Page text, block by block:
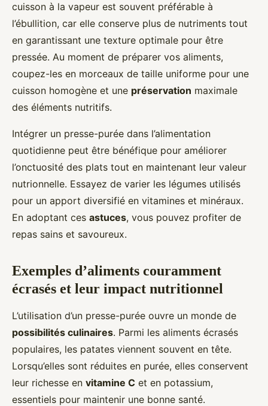
cuisson à la vapeur est souvent préférable à
l’ébullition, car elle conserve plus de nutriments tout
en garantissant une texture optimale pour être
pressée. Au moment de préparer vos aliments,
coupez-les en morceaux de taille uniforme pour une
cuisson homogène et une préservation maximale
des éléments nutritifs.
Intégrer un presse-purée dans l’alimentation
quotidienne peut être bénéfique pour améliorer
l’onctuosité des plats tout en maintenant leur valeur
nutrionnelle. Essayez de varier les légumes utilisés
pour un apport diversifié en vitamines et minéraux.
En adoptant ces astuces, vous pouvez profiter de
repas sains et savoureux.
Exemples d’aliments couramment
écrasés et leur impact nutritionnel
L’utilisation d’un presse-purée ouvre un monde de
possibilités culinaires. Parmi les aliments écrasés
populaires, les patates viennent souvent en tête.
Lorsqu’elles sont réduites en purée, elles conservent
leur richesse en vitamine C et en potassium,
essentiels pour maintenir une bonne santé.